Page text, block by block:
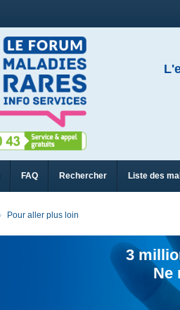
FAQ Rechercher Liste des
Pour aller plus loin
3
Ne